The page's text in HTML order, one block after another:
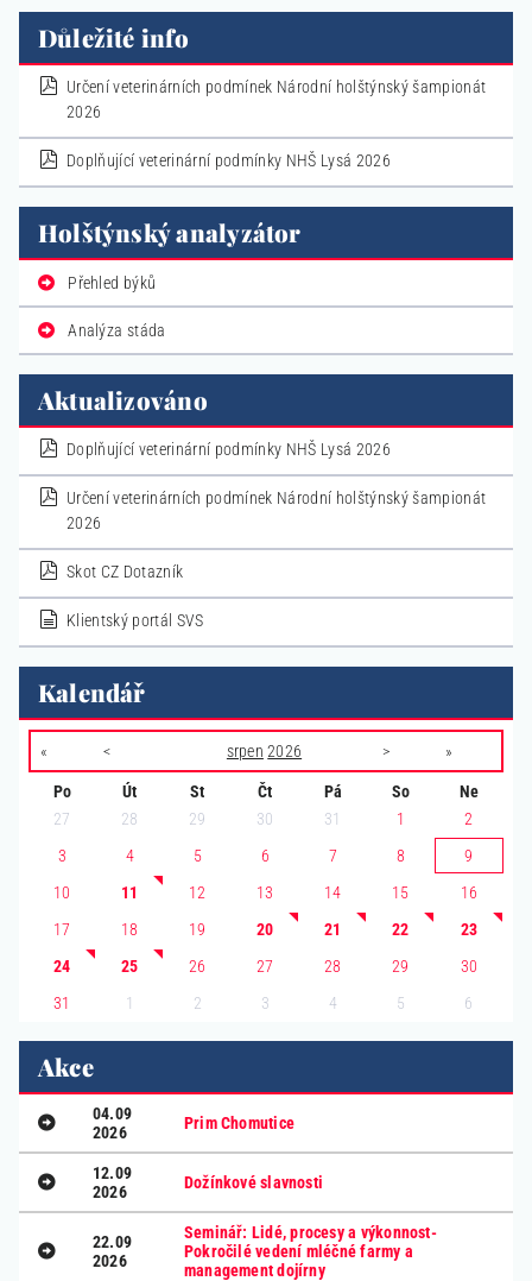
Důležité info
pdf
Určení veterinárních podmínek Národní holštýnský šampionát
2026
pdf
Doplňující veterinární podmínky NHŠ Lysá 2026
Holštýnský analyzátor
Přehled býků
Analýza stáda
Aktualizováno
pdf
Doplňující veterinární podmínky NHŠ Lysá 2026
pdf
Určení veterinárních podmínek Národní holštýnský šampionát
2026
pdf
Skot CZ Dotazník
dokument
Klientský portál SVS
Kalendář
« < srpen 2026 > »
Po Út St Čt Pá So
Ne
27
28 29 30 31 1
2
3
4 5 6 7 8
9
10
11 12 13 14 15
16
17
18 19 20 21 22
23
24
25 26 27 28 29
30
31
1 2 3 4 5 6
Akce
04.09
2026
Prim Chomutice
12.09
2026
Dožínkové slavnosti
22.09
2026
Seminář: Lidé, procesy a výkonnost-
Pokročilé vedení mléčné farmy a
management dojírny